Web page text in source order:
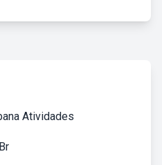
Atividades